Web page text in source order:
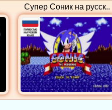
Супер Соник на русск..